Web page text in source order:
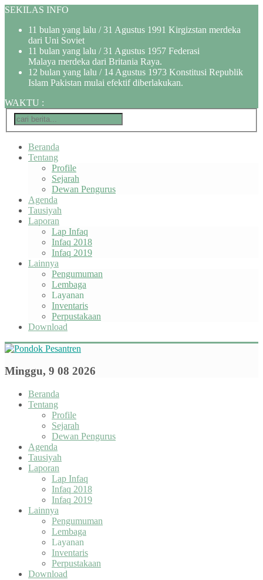
SEKILAS INFO
11 bulan yang lalu / 31 Agustus 1991 Kirgizstan merdeka
dari Uni Soviet
11 bulan yang lalu / 31 Agustus 1957 Federasi
Malaya merdeka dari Britania Raya.
12 bulan yang lalu / 14 Agustus 1973 Konstitusi Republik
Islam Pakistan mulai efektif diberlakukan.
WAKTU :
Beranda
Tentang
Profile
Sejarah
Dewan Pengurus
Agenda
Tausiyah
Laporan
Lap Infaq
Infaq 2018
Infaq 2019
Lainnya
Pengumuman
Lembaga
Layanan
Inventaris
Perpustakaan
Download
Minggu, 9 08 2026
Beranda
Tentang
Profile
Sejarah
Dewan Pengurus
Agenda
Tausiyah
Laporan
Lap Infaq
Infaq 2018
Infaq 2019
Lainnya
Pengumuman
Lembaga
Layanan
Inventaris
Perpustakaan
Download